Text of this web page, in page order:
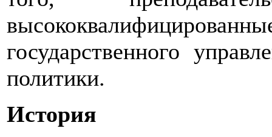
государственного
политики.
История